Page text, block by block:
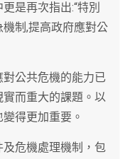
是再次指出:“特別
制,提高政府應對公
公共危機的能力已
而重大的課題。以
得更加重要。
危機處理機制，包